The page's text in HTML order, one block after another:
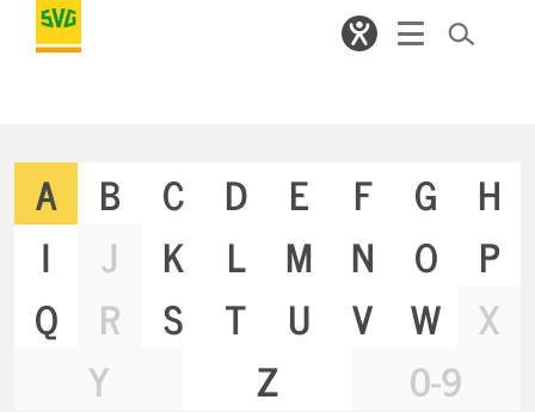
A B C D E F G
H
I
J K L M N O
P
Q
R S T U V W
X
Y
Z 0-9